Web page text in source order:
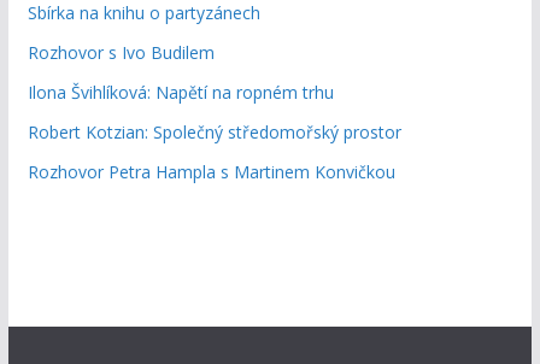
Sbírka na knihu o partyzánech
Rozhovor s Ivo Budilem
Ilona Švihlíková: Napětí na ropném trhu
Robert Kotzian: Společný středomořský prostor
Rozhovor Petra Hampla s Martinem Konvičkou